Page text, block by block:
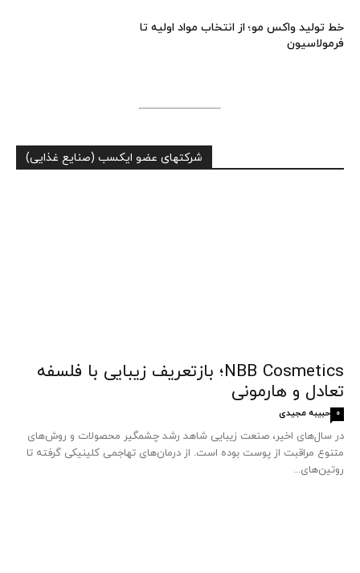
خط تولید واکس مو؛ از انتخاب مواد اولیه تا
فرمولاسیون
شرکتهای عضو ایکسب (صنایع غذایی)
NBB Cosmetics؛ بازتعریف زیبایی با فلسفه
تعادل و هارمونی
حبیبه مجیدی 0
در سال‌های اخیر، صنعت زیبایی شاهد رشد چشمگیر محصولات و روش‌های
متنوع مراقبت از پوست بوده است. از درمان‌های تهاجمی کلینیکی گرفته تا
روتین‌های...